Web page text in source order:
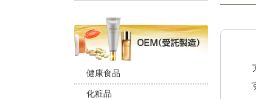
健康食品
化粧品